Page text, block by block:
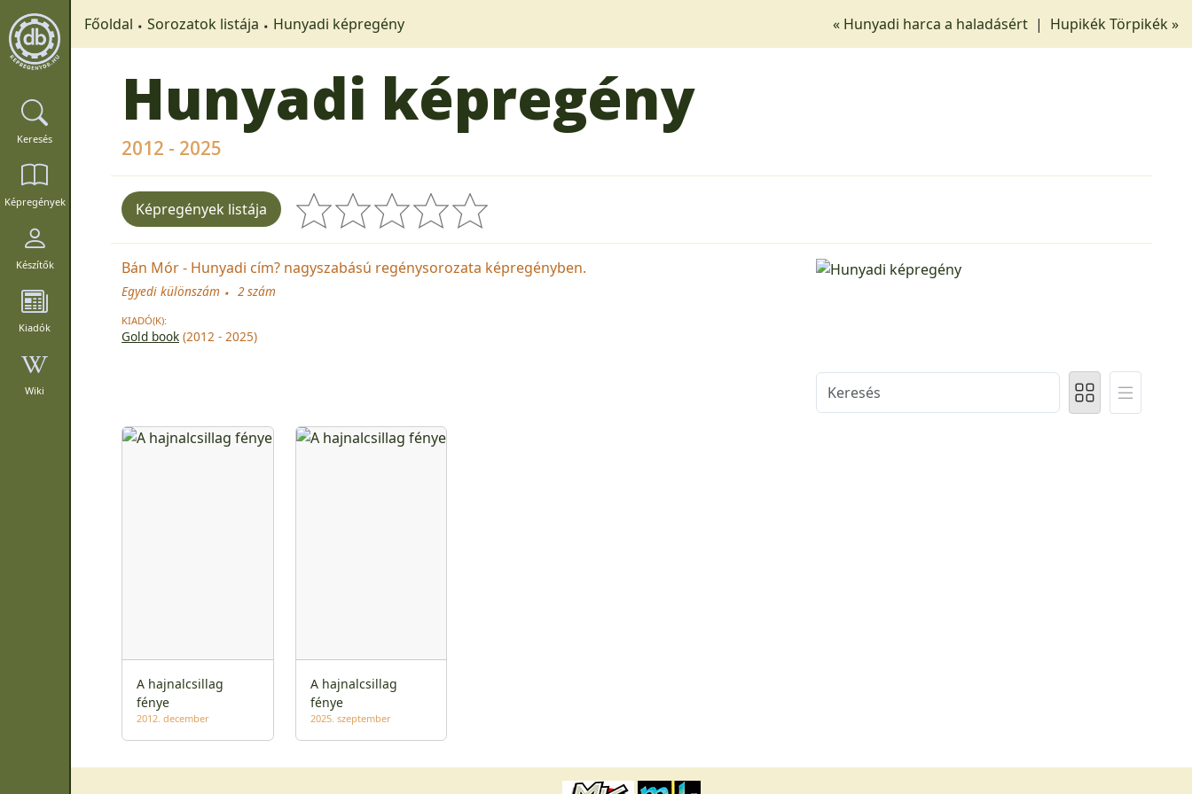
Keresés
Képregények
Készítők
Kiadók
Wiki
Főoldal Sorozatok listája Hunyadi képregény « Hunyadi harca a haladásért | Hupikék Törpikék »
Hunyadi képregény
2012 - 2025
Képregények listája
Bán Mór - Hunyadi cím? nagyszabású regénysorozata képregényben.
Egyedi különszám 2 szám
KIADÓ(K):
Gold book (2012 - 2025)
A hajnalcsillag
fénye
2012. december
A hajnalcsillag
fénye
2025. szeptember